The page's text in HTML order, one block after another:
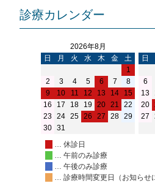
診療カレンダー
2026年8月
日
月 火 水 木 金
土
1
2
3 4 5 6 7
8
9
10 11 12 13 14
15
16
17 18 19 20 21
22
23 24 25 26 27 28 29
30 31
日
6
13
20
27
… 休診日
… 午前のみ診療
… 午後のみ診療
… 診療時間変更日（お知らせ